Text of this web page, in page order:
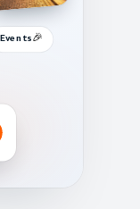
🎉
Events